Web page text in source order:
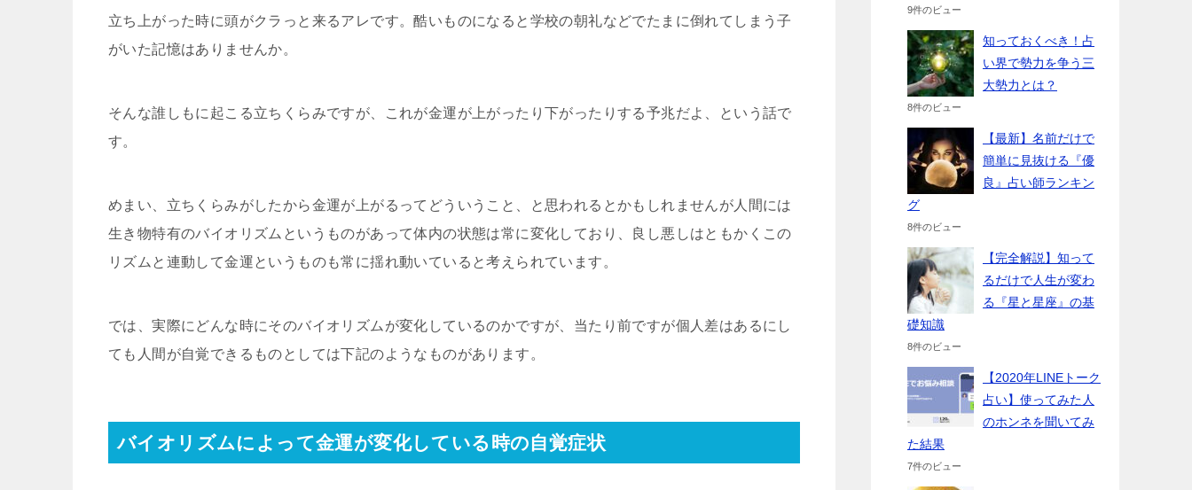
立ち上がった時に頭がクラっと来るアレです。酷いものになると学校の朝礼などでたまに倒れてしまう子
がいた記憶はありませんか。
そんな誰しもに起こる立ちくらみですが、これが金運が上がったり下がったりする予兆だよ、という話で
す。
めまい、立ちくらみがしたから金運が上がるってどういうこと、と思われるとかもしれませんが人間には
生き物特有のバイオリズムというものがあって体内の状態は常に変化しており、良し悪しはともかくこの
リズムと連動して金運というものも常に揺れ動いていると考えられています。
では、実際にどんな時にそのバイオリズムが変化しているのかですが、当たり前ですが個人差はあるにし
ても人間が自覚できるものとしては下記のようなものがあります。
バイオリズムによって金運が変化している時の自覚症状
9件のビュー
知っておくべき！占
い界で勢力を争う三
大勢力とは？
8件のビュー
【最新】名前だけで
簡単に見抜ける『優
良』占い師ランキン
グ
8件のビュー
【完全解説】知って
るだけで人生が変わ
る『星と星座』の基
礎知識
8件のビュー
【2020年LINEトーク
占い】使ってみた人
のホンネを聞いてみ
た結果
7件のビュー